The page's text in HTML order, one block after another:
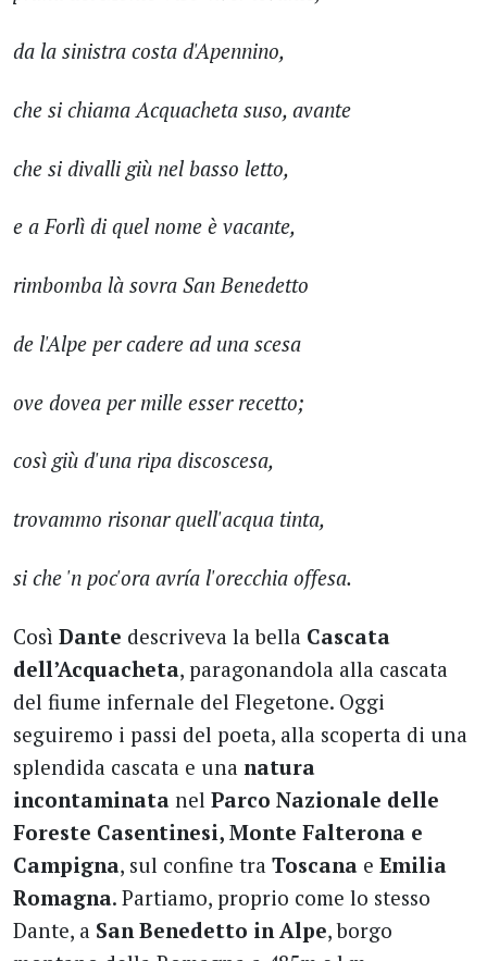
da la sinistra costa d'Apennino,
che si chiama Acquacheta suso, avante
che si divalli giù nel basso letto,
e a Forlì di quel nome è vacante,
rimbomba là sovra San Benedetto
de l'Alpe per cadere ad una scesa
ove dovea per mille esser recetto;
così giù d'una ripa discoscesa,
trovammo risonar quell'acqua tinta,
si che 'n poc'ora avría l'orecchia offesa.
Così Dante descriveva la bella Cascata
dell’Acquacheta, paragonandola alla cascata
del fiume infernale del Flegetone. Oggi
seguiremo i passi del poeta, alla scoperta di una
splendida cascata e una natura
incontaminata nel Parco Nazionale delle
Foreste Casentinesi, Monte Falterona e
Campigna, sul confine tra Toscana e Emilia
Romagna. Partiamo, proprio come lo stesso
Dante, a San Benedetto in Alpe, borgo